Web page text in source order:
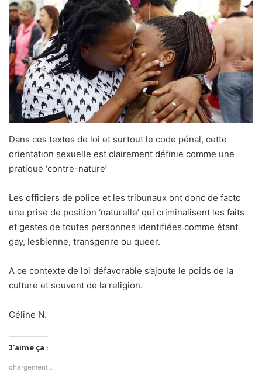
Dans ces textes de loi et surtout le code pénal, cette
orientation sexuelle est clairement définie comme une
pratique ‘contre-nature’
Les officiers de police et les tribunaux ont donc de facto
une prise de position ‘naturelle’ qui criminalisent les faits
et gestes de toutes personnes identifiées comme étant
gay, lesbienne, transgenre ou queer.
A ce contexte de loi défavorable s’ajoute le poids de la
culture et souvent de la religion.
Céline N.
J’aime ça :
chargement…